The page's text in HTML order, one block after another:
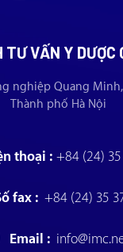
TƯ VẤN Y DƯỢC
nghiệp Quang
Thành phố Hà Nội
thoại : +84 (24)
fax : +84 (24) 35
Email :